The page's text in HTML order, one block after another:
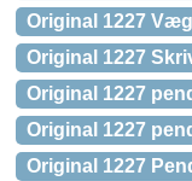
Original 1227
Original 1227
Original 1227
Original 1227
Original 1227